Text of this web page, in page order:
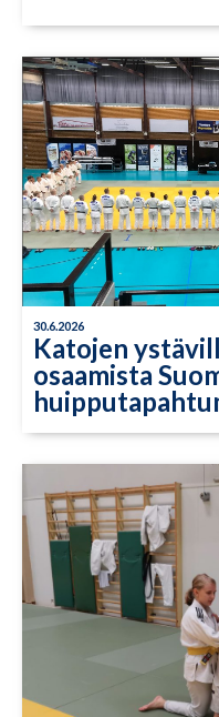
30.6.2026
Katojen
osaamista